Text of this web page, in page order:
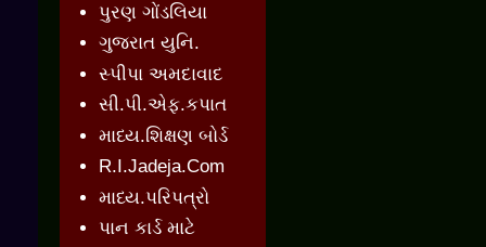
પુરણ ગોંડલિયા
ગુજરાત યુનિ.
સ્પીપા અમદાવાદ
સી.પી.એફ.કપાત
માધ્ય.શિક્ષણ બોર્ડ
R.I.Jadeja.Com
માધ્ય.પરિપત્રો
પાન કાર્ડ માટે